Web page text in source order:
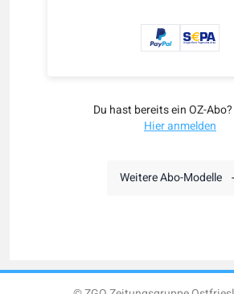
Du hast bereits ein OZ-
Hier anmelden
Weitere Abo-Modelle